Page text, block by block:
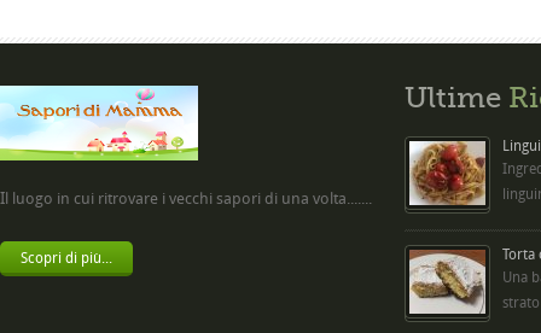
Il luogo in cui ritrovare i vecchi sapori di una volta.......
Scopri di più...
Ultime
Torta
Una